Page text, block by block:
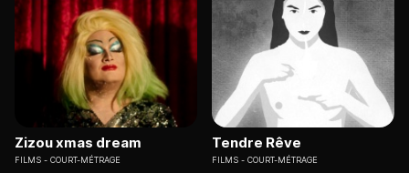
Zizou xmas dream
FILMS COURT-MÉTRAGE
Tendre Rêve
FILMS COURT-MÉTRAGE